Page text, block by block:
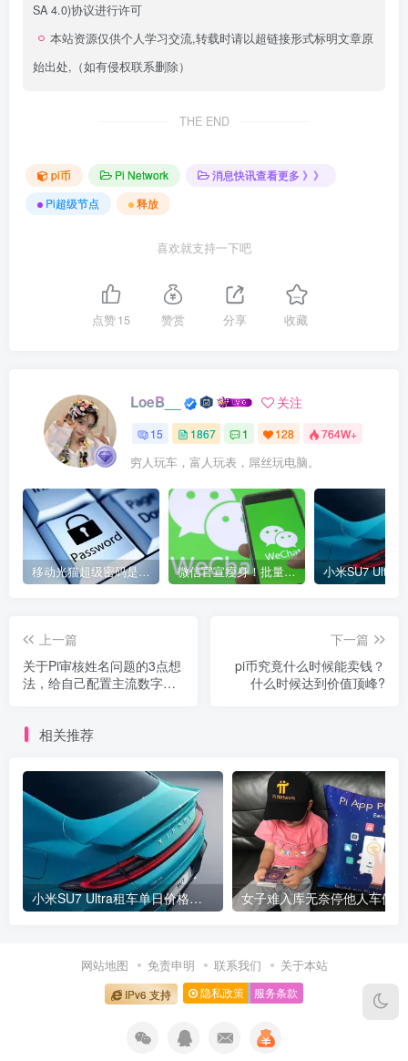
SA 4.0)协议进行许可
本站资源仅供个人学习交流,转载时请以超链接形式标明文章原
始出处,（如有侵权联系删除）
THE END
pi币 Pi Network
消息快讯查看更多 》》
Pi超级节点
释放
喜欢就支持一下吧
点赞15 赞赏 分享 收藏
LoeB__ 关注
15 1867 1 128 764W+
穷人玩车，富人玩表，屌丝玩电脑。
移动光猫超级密码是多少？移动光猫超级管理员后台账号与密码 微信官宣瘦身！批量清理原图新功能来了 安卓、iOS均可使用
上一篇
关于Pi审核姓名问题的3点想
法，给自己配置主流数字货
下一篇
pi币究竟什么时候能卖钱？
什么时候达到价值顶峰?
相关推荐
小米SU7 Ultra租车单日价格高达万元：一月内已约满 预计一年回本
网站地图 免责申明 联系我们 关于本站
IPv6 支持 隐私政策 服务条款